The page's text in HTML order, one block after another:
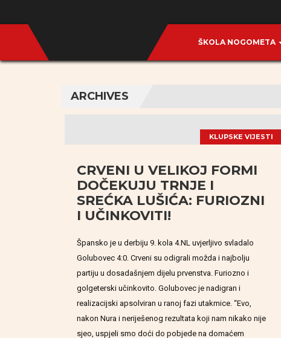
ŠKOLA NOGOMETA
ARCHIVES
KLUPSKE VIJESTI
CRVENI U VELIKOJ FORMI
DOČEKUJU TRNJE I
SREĆKA LUŠIĆA: FURIOZNI
I UČINKOVITI!
Špansko je u derbiju 9. kola 4.NL uvjerljivo svladalo
Golubovec 4:0. Crveni su odigrali možda i najbolju
partiju u dosadašnjem dijelu prvenstva. Furiozno i
golgeterski učinkovito. Golubovec je nadigran i
realizacijski apsolviran u ranoj fazi utakmice. “Evo,
nakon Nura i neriješenog rezultata koji nam nikako nije
sjeo, uspjeli smo doći do pobjede na domaćem